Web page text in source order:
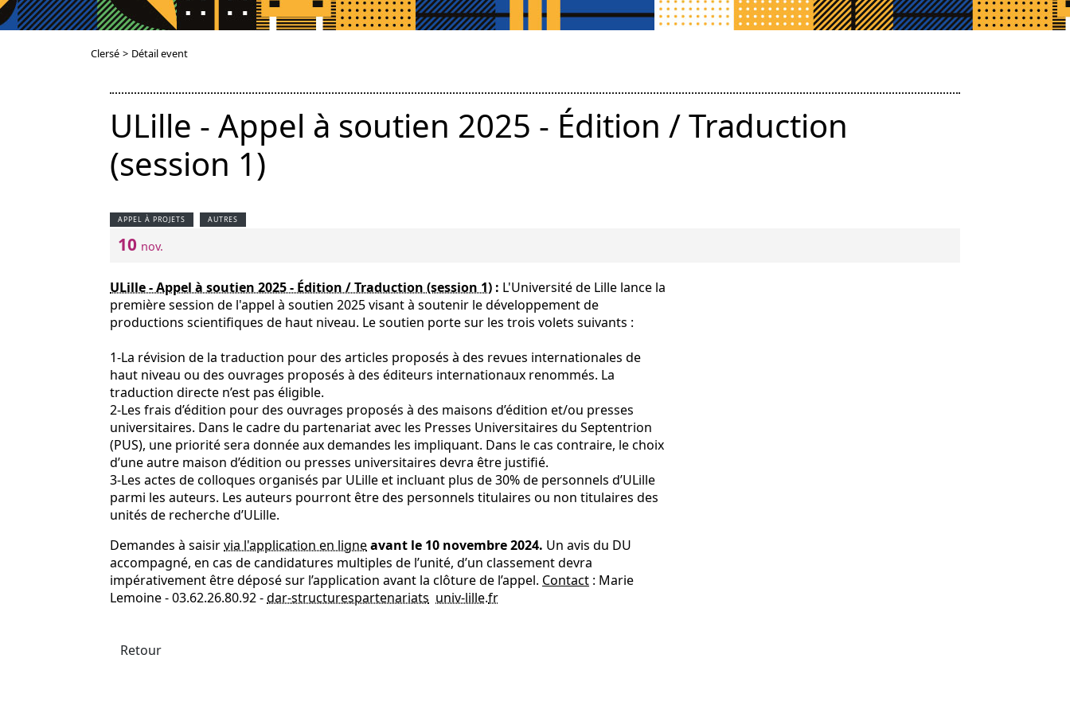
Clersé > Détail event
ULille - Appel à soutien 2025 - Édition / Traduction
(session 1)
APPEL À PROJETS AUTRES
10 nov.
ULille - Appel à soutien 2025 - Édition / Traduction (session 1) : L'Université de Lille lance la
première session de l'appel à soutien 2025 visant à soutenir le développement de
productions scientifiques de haut niveau. Le soutien porte sur les trois volets suivants :
1-La révision de la traduction pour des articles proposés à des revues internationales de
haut niveau ou des ouvrages proposés à des éditeurs internationaux renommés. La
traduction directe n’est pas éligible.
2-Les frais d’édition pour des ouvrages proposés à des maisons d’édition et/ou presses
universitaires. Dans le cadre du partenariat avec les Presses Universitaires du Septentrion
(PUS), une priorité sera donnée aux demandes les impliquant. Dans le cas contraire, le choix
d’une autre maison d’édition ou presses universitaires devra être justifié.
3-Les actes de colloques organisés par ULille et incluant plus de 30% de personnels d’ULille
parmi les auteurs. Les auteurs pourront être des personnels titulaires ou non titulaires des
unités de recherche d’ULille.
Demandes à saisirvia l'application en ligneavant le 10 novembre 2024. Un avis du DU
accompagné, en cas de candidatures multiples de l’unité, d’un classement devra
impérativement être déposé sur l’application avant la clôture de l’appel. Contact : Marie
Lemoine - 03.62.26.80.92 -dar-structurespartenariats univ-lille.fr
Retour